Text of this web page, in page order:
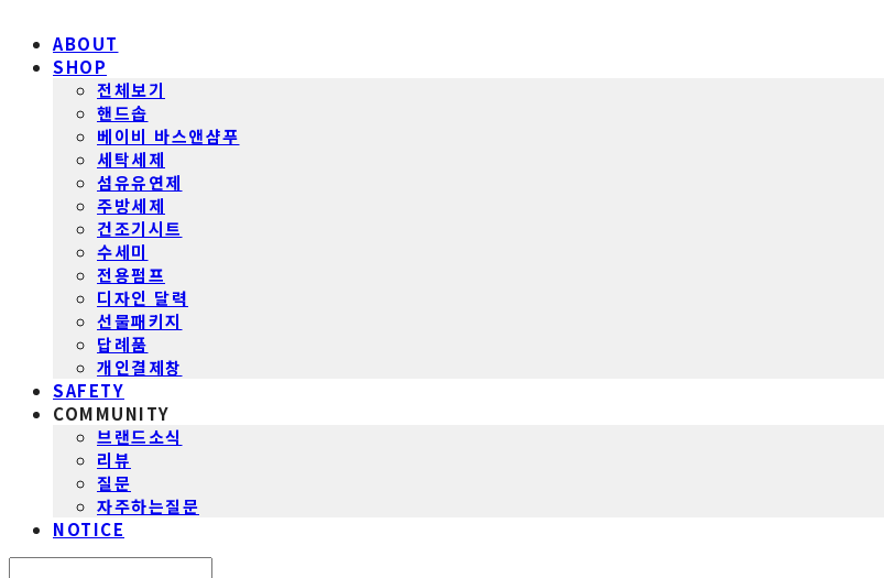
ABOUT
SHOP
전체보기
핸드솝
베이비 바스앤샴푸
세탁세제
섬유유연제
주방세제
건조기시트
수세미
전용펌프
디자인 달력
선물패키지
답례품
개인결제창
SAFETY
COMMUNITY
브랜드소식
리뷰
질문
자주하는질문
NOTICE